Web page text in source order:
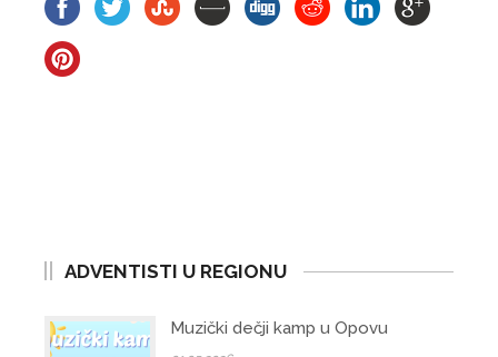
ADVENTISTI U REGIONU
Muzički dečji kamp u Opovu